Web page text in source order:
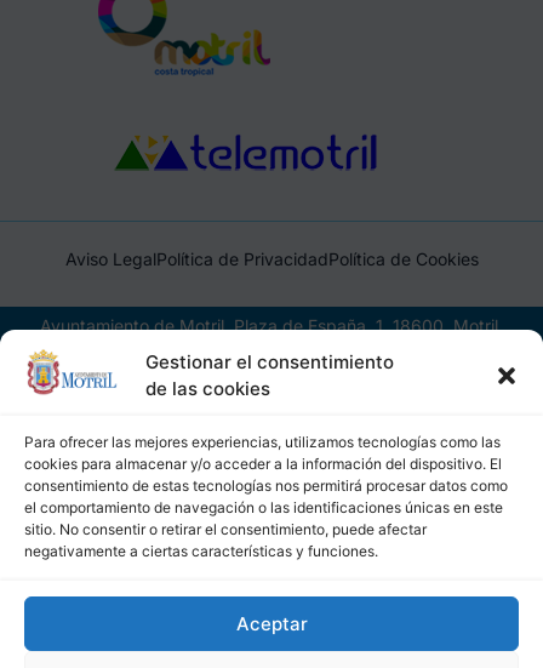
Gestionar el consentimiento
de las cookies
Para ofrecer las mejores experiencias, utilizamos tecnologías como las
cookies para almacenar y/o acceder a la información del dispositivo. El
consentimiento de estas tecnologías nos permitirá procesar datos como
el comportamiento de navegación o las identificaciones únicas en este
sitio. No consentir o retirar el consentimiento, puede afectar
negativamente a ciertas características y funciones.
Aceptar
Aviso LegalPolítica de PrivacidadPolítica de Cookies
Ayuntamiento de Motril, Plaza de España, 1, 18600, Motril,
(Granada), CIF: P1814200J, DIR3: L01181400